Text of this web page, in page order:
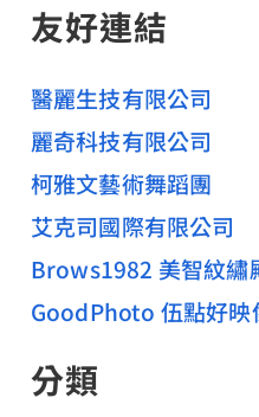
友好連結
醫麗生技有限公司
麗奇科技有限公司
柯雅文藝術舞蹈團
艾克司國際有限公司
Brows1982 美智紋繡
GoodPhoto 伍點好映
分類